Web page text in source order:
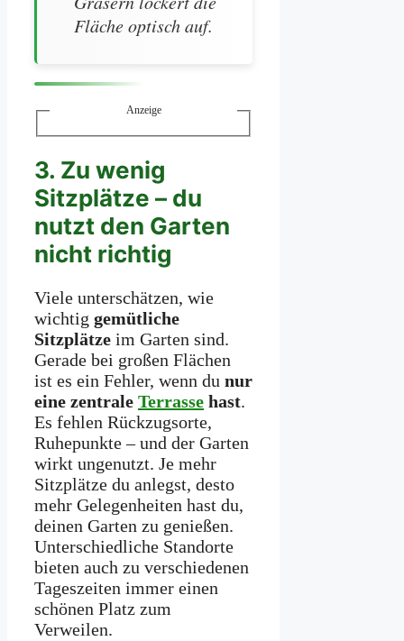
Fläche optisch auf.
Anzeige
3. Zu wenig
Sitzplätze – du
nutzt den Garten
nicht richtig
Viele unterschätzen, wie
wichtig gemütliche
Sitzplätze im Garten sind.
Gerade bei großen Flächen
ist es ein Fehler, wenn du nur
eine zentrale Terrasse hast.
Es fehlen Rückzugsorte,
Ruhepunkte – und der Garten
wirkt ungenutzt. Je mehr
Sitzplätze du anlegst, desto
mehr Gelegenheiten hast du,
deinen Garten zu genießen.
Unterschiedliche Standorte
bieten auch zu verschiedenen
Tageszeiten immer einen
schönen Platz zum
Verweilen.